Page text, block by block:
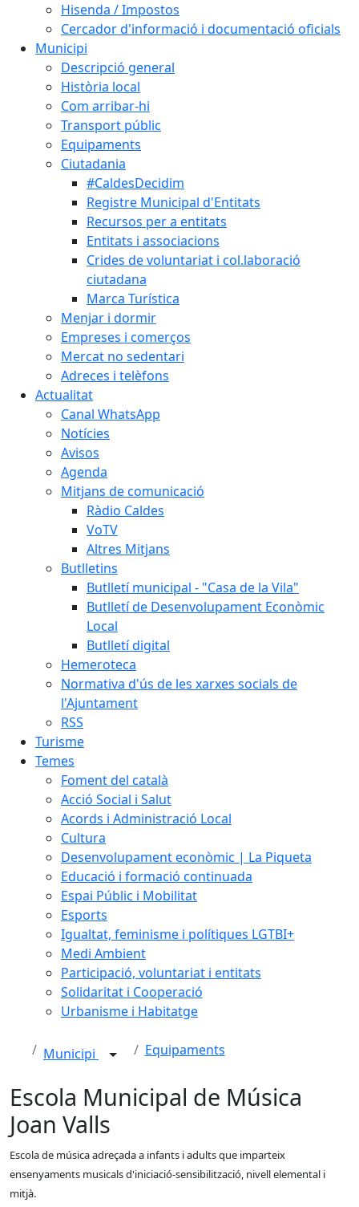
Hisenda / Impostos
Cercador d'informació i documentació oficials
Municipi
Descripció general
Història local
Com arribar-hi
Transport públic
Equipaments
Ciutadania
#CaldesDecidim
Registre Municipal d'Entitats
Recursos per a entitats
Entitats i associacions
Crides de voluntariat i col.laboració
ciutadana
Marca Turística
Menjar i dormir
Empreses i comerços
Mercat no sedentari
Adreces i telèfons
Actualitat
Canal WhatsApp
Notícies
Avisos
Agenda
Mitjans de comunicació
Ràdio Caldes
VoTV
Altres Mitjans
Butlletins
Butlletí municipal - "Casa de la Vila"
Butlletí de Desenvolupament Econòmic
Local
Butlletí digital
Hemeroteca
Normativa d'ús de les xarxes socials de
l'Ajuntament
RSS
Turisme
Temes
Foment del català
Acció Social i Salut
Acords i Administració Local
Cultura
Desenvolupament econòmic | La Piqueta
Educació i formació continuada
Espai Públic i Mobilitat
Esports
Igualtat, feminisme i polítiques LGTBI+
Medi Ambient
Participació, voluntariat i entitats
Solidaritat i Cooperació
Urbanisme i Habitatge
Municipi Equipaments
Escola Municipal de Música
Joan Valls
Escola de música adreçada a infants i adults que imparteix
ensenyaments musicals d'iniciació-sensibilització, nivell elemental i
mitjà.